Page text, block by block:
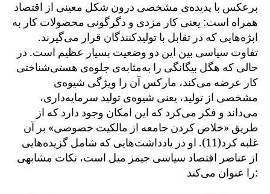
برعکس با پدیده‌ی مشخصی درون شکل معینی از اقتصاد
همراه است: یعنی کار مزدی و دگرگونی محصولات کار به
ابژه‌هایی که در تقابل با تولیدکنندگان قرار می‌گیرند.
تفاوت سیاسی بین این دو وضعیت بسیار عظیم است. در
حالی که هگل بیگانگی را به‌مثابه‌ی جلوه‌ی هستی‌شناختی
کار عرضه می‌کند، مارکس آن را ویژگی شیوه‌ی
مشخصی از تولید، یعنی شیوه‌‌ی تولید سرمایه‌داری،
می‌داند و فکر می‌کرد که این امکان وجود دارد که از
طریق «خلاص کردن جامعه از مالکیت خصوصی» بر آن
غلبه کرد(11). او در یادداشت‌هایی که شامل گزیده‌هایی
از عناصر اقتصاد سیاسی جیمز میل است، نکات مشابهی
را عنوان می‌کند: